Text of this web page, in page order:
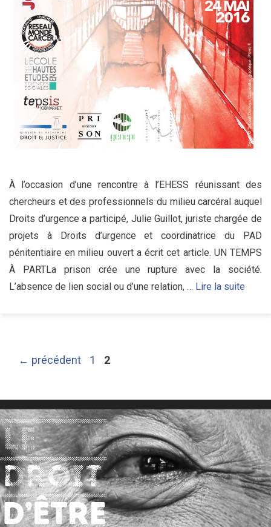
À l’occasion d’une rencontre à l’EHESS réunissant des
chercheurs et des professionnels du milieu carcéral auquel
Droits d’urgence a participé, Julie Guillot, juriste chargée de
projets à Droits d’urgence et coordinatrice du PAD
pénitentiaire en milieu ouvert a écrit cet article. UN TEMPS
À PARTLa prison crée une rupture avec la société.
L’absence de lien social ou d’une relation, … Lire la suite
← précédent Page
1 Page
2